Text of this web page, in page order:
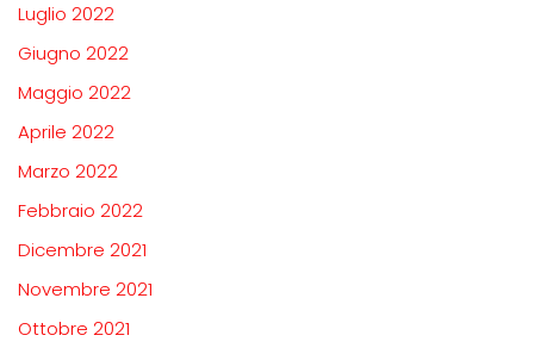
Luglio 2022
Giugno 2022
Maggio 2022
Aprile 2022
Marzo 2022
Febbraio 2022
Dicembre 2021
Novembre 2021
Ottobre 2021